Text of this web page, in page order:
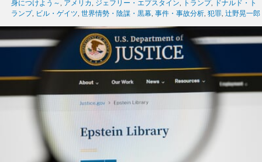
リ
グ
身につけよう～ アメリカ ジェフリー・エプスタイン トランプ,
ドナルド・ト
ランプ, ビル・ゲイツ 世界情勢・陰謀・黒幕 事件・事故分析 犯罪 辻野晃一郎